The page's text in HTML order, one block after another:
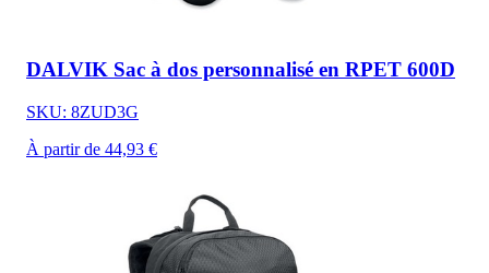
DALVIK Sac à dos personnalisé en RPET 600D
SKU: 8ZUD3G
À partir de 44,93 €